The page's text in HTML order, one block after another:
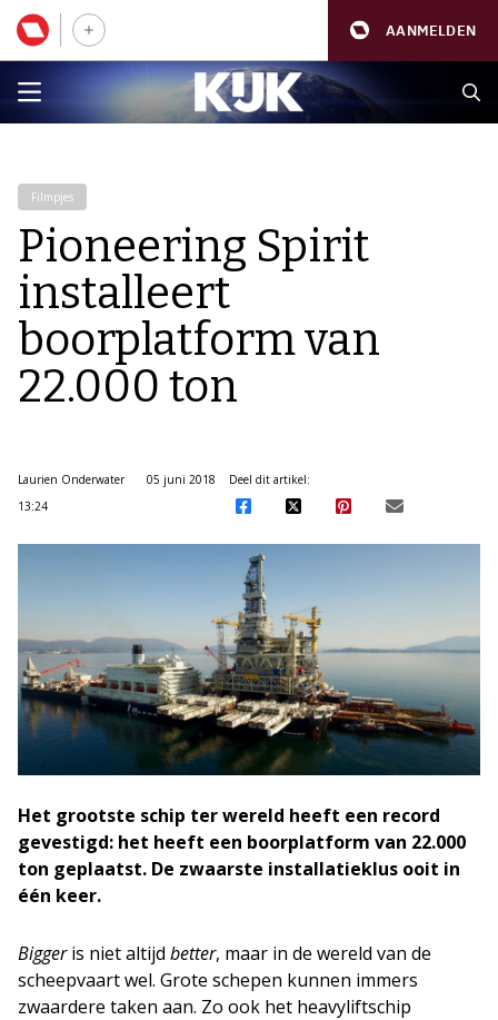
AANMELDEN
Filmpjes
Pioneering Spirit
installeert
boorplatform van
22.000 ton
Laurien Onderwater
05 juni 2018
13:24
Deel dit artikel:
Het grootste schip ter wereld heeft een record
gevestigd: het heeft een boorplatform van 22.000
ton geplaatst. De zwaarste installatieklus ooit in
één keer.
Biggeris niet altijd better, maar in de wereld van de
scheepvaart wel. Grote schepen kunnen immers
zwaardere taken aan. Zo ook het heavyliftschip